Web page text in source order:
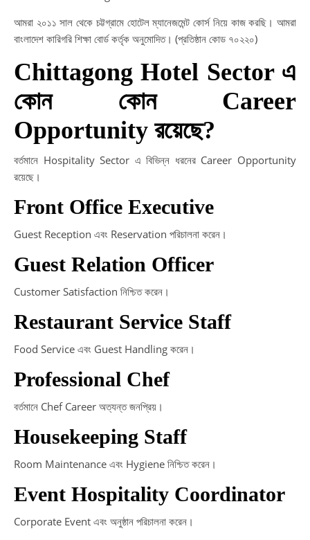
আমরা ২০১১ সাল থেকে চট্টগ্রামে হোটেল ম্যানেজমেন্ট কোর্স নিয়ে কাজ করছি। আমরা
বাংলাদেশ কারিগরি শিক্ষা বোর্ড কর্তৃক অনুমোদিত। (প্রতিষ্ঠান কোড ৭০২২০)
Chittagong Hotel Sector এ
কোন কোন Career
Opportunity রয়েছে?
বর্তমানে Hospitality Sector এ বিভিন্ন ধরনের Career Opportunity
রয়েছে।
Front Office Executive
Guest Reception এবং Reservation পরিচালনা করেন।
Guest Relation Officer
Customer Satisfaction নিশ্চিত করেন।
Restaurant Service Staff
Food Service এবং Guest Handling করেন।
Professional Chef
বর্তমানে Chef Career অত্যন্ত জনপ্রিয়।
Housekeeping Staff
Room Maintenance এবং Hygiene নিশ্চিত করেন।
Event Hospitality Coordinator
Corporate Event এবং অনুষ্ঠান পরিচালনা করেন।